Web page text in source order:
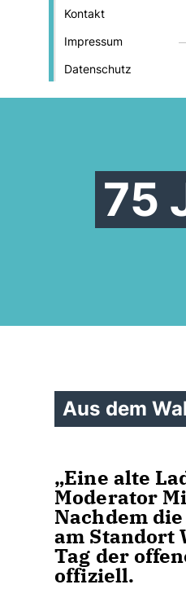
Kontakt
Impressum
Datenschutz
75
Aus dem
Eine alte
Moderator
Nachdem
am Standort
Tag der
offiziell.